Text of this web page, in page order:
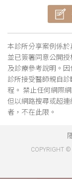
本診所分享案例係於
並已簽署同意公開
及診療參考說明。
診所接受醫師親自
程。 禁止任何網際
但以網路搜尋或超
者，不在此限。
COPYRIGHT ©